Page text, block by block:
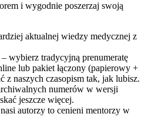
i wygodnie poszerzaj swoją
aktualnej wiedzy medycznej z
wybierz tradycyjną prenumeratę
lub pakiet łączony (papierowy +
z naszych czasopism tak, jak lubisz.
numerów w wersji
jeszcze więcej.
autorzy to cenieni mentorzy w